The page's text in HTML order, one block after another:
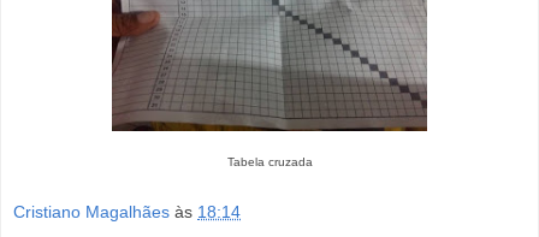
Tabela cruzada
Cristiano Magalhães às 18:14